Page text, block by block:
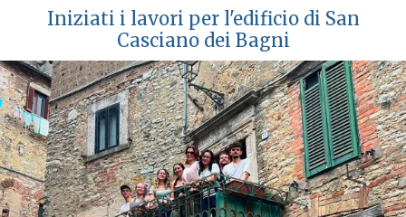
Iniziati i lavori per l'edificio di San
Casciano dei Bagni